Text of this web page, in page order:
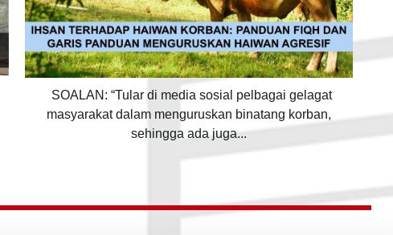
SOALAN: “Tular di media sosial pelbagai gelagat
masyarakat dalam menguruskan binatang korban,
sehingga ada juga...